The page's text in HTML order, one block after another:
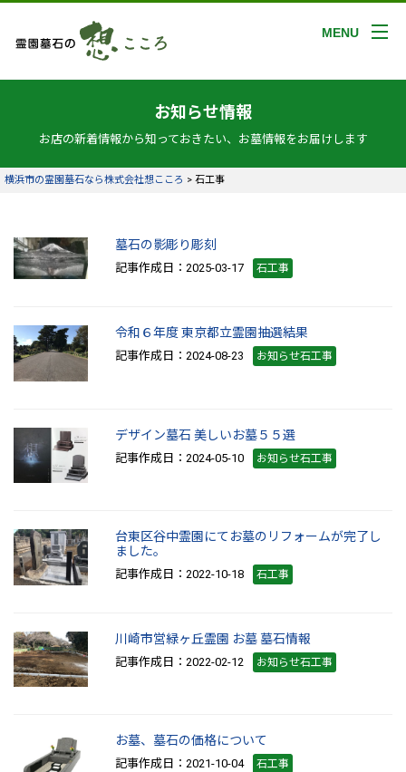
MENU
お知らせ情報
お店の新着情報から知っておきたい、お墓情報をお届けします
横浜市の霊園墓石なら株式会社想こころ > 石工事
墓石の影彫り彫刻
記事作成日：2025-03-17 石工事
令和６年度 東京都立霊園抽選結果
記事作成日：2024-08-23 お知らせ石工事
デザイン墓石 美しいお墓５５選
記事作成日：2024-05-10 お知らせ石工事
台東区谷中霊園にてお墓のリフォームが完了し
ました。
記事作成日：2022-10-18 石工事
川崎市営緑ヶ丘霊園 お墓 墓石情報
記事作成日：2022-02-12 お知らせ石工事
お墓、墓石の価格について
記事作成日：2021-10-04 石工事